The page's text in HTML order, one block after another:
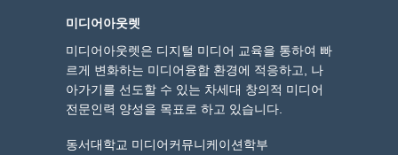
미디어아웃렛
미디어아웃렛은 디지털 미디어 교육을 통하여 빠
르게 변화하는 미디어융합 환경에 적응하고, 나
아가기를 선도할 수 있는 차세대 창의적 미디어
전문인력 양성을 목표로 하고 있습니다.
동서대학교 미디어커뮤니케이션학부